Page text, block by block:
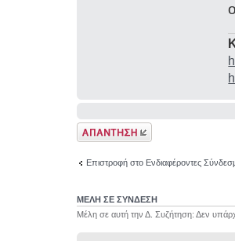
Δημιουργία
απάντησης
Επιστροφή στο Ενδιαφέροντες
ΜΕΛΗ ΣΕ ΣΥΝΔΕΣΗ
Μέλη σε αυτή την Δ. Συζήτηση: Δεν